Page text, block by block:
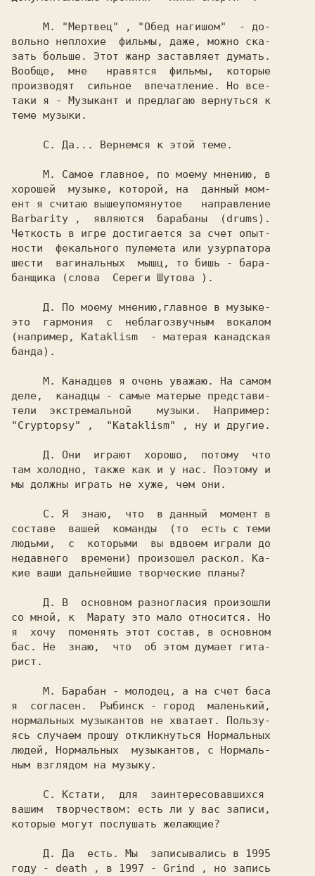
     М.
"Мертвец" , "Обед нагишом"
- до-
вольно неплохие  фильмы, даже, можно ска-
зать больше. Этот жанр заставляет думать.
Вообще,  мне   нравятся  фильмы,  которые
производят  сильное  впечатление. Но все-
таки я - Музыкант и предлагаю вернуться к
теме музыки.
     С.
Да... Вернемся к этой теме.
     М.
Самое главное, по моему мнению, в
хорошей  музыке, которой, на  данный мом-
Barbarity
,  являются  барабаны  (drums).
Четкость в игре достигается за счет опыт-
ности  фекального пулемета или узурпатора
шести  вагинальных  мышц, то бишь - бара-
банщика (слова Сереги Шутова ).
     Д.
По моему мнению,главное в музыке-
это  гармония  с  неблагозвучным  вокалом
(например, Kataklism
- матерая канадская
банда).
     М.
Канадцев я очень уважаю. На самом
деле,  канадцы - самые матерые представи-
"Cryptopsy"
, "Kataklism" , ну и другие.
     Д.
Они  играют  хорошо,  потому  что
там холодно, также как и у нас. Поэтому и
мы должны играть не хуже, чем они.
     С.
Я  знаю,  что  в данный  момент в
составе  вашей  команды  (то  есть с теми
людьми,  с  которыми  вы вдвоем играли до
недавнего  времени) произошел раскол. Ка-
кие ваши дальнейшие творческие планы?
     Д.
В  основном разногласия произошли
со мной, к Марату это мало относится. Но
я  хочу  поменять этот состав, в основном
бас. Не  знаю,  что  об этом думает гита-
рист.
     М.
Барабан - молодец, а на счет баса
я  согласен.  Рыбинск - город  маленький,
нормальных музыкантов не хватает. Пользу-
ясь случаем прошу откликнуться Нормальных
людей, Нормальных  музыкантов, с Нормаль-
ным взглядом на музыку.
     С.
Кстати,  для  заинтересовавшихся
вашим  творчеством: есть ли у вас записи,
которые могут послушать желающие?
     Д.
Да  есть. Мы  записывались в 1995
году - death , в 1997 - Grind
, но запись